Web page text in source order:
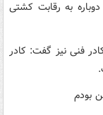
به رقابت کشتی
کادر فنی نیز گفت: کادر